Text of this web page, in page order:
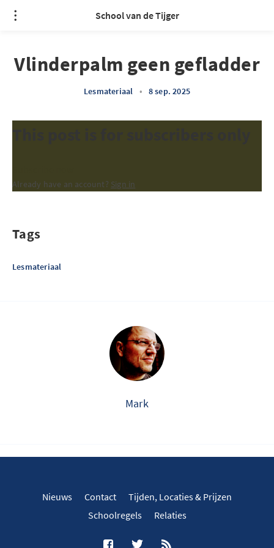
School van de Tijger
Vlinderpalm geen gefladder
Lesmateriaal • 8 sep. 2025
Already have an account? Sign in
Tags
Lesmateriaal
Mark
Nieuws Contact
Tijden, Locaties & Prijzen
Schoolregels
Relaties